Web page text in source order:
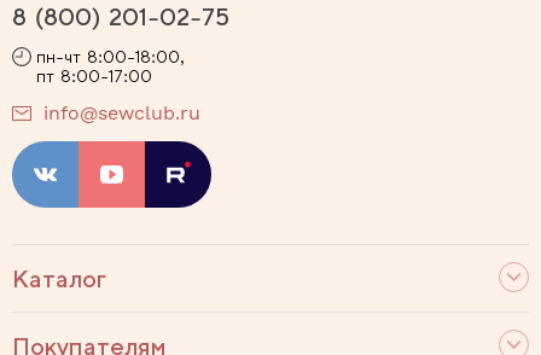
Каталог
Покупателям
8 (800) 201-02-75
пн-чт 8:00-18:00,
пт 8:00-17:00
info@sewclub.ru